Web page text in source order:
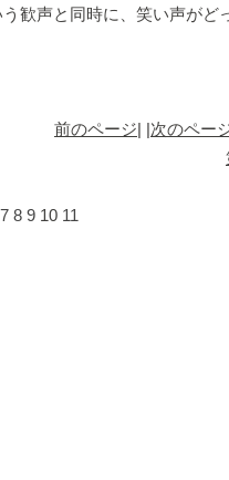
歓声と同時に、笑い声がど
前のページ| |次のペー
7 8 9 10 11